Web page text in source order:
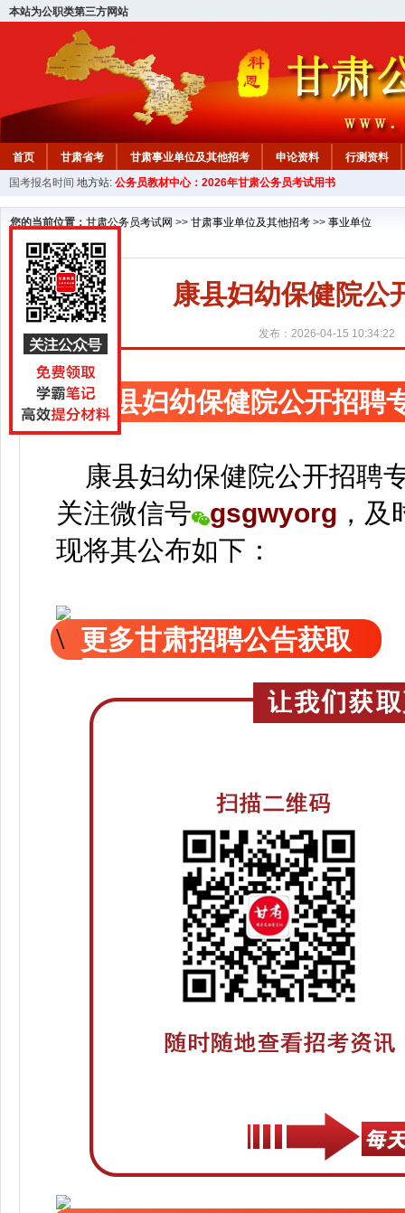
本站为公职类第三方网站
首页 甘肃省考 甘肃事业单位及其他招考 申论资料
行测资料
国考报名时间 地方站: 公务员教材中心：2026年甘肃公务员考试用书
您的当前位置： 甘肃公务员考试网 >> 甘肃事业单位及其他招考 >> 事业单位
康县妇幼保健院公
发布：2026-04-15 10:34:22
康县妇幼保健院公开招聘
康县妇幼保健院公开招聘
关注微信号 gsgwyorg ， 及
现将其公布如下：
更多甘肃招聘公告获取